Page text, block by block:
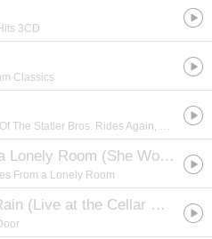
3CD
Classics
Statler Bros. Rides Again, Volume II
Buenas Noches From a Lonely Room (She Wore Red Dresses)
From a Lonely Room
See the Sky About to Rain (Live at the Cellar Door)